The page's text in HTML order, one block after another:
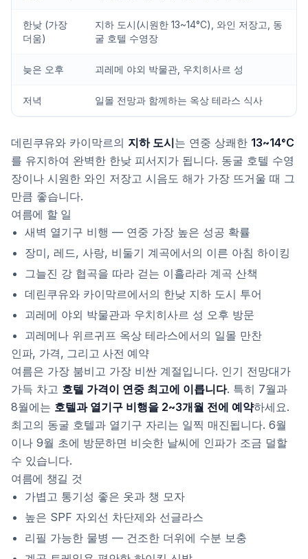
한낮 (가장
더움)
지하 도시(시원한 13~14°C), 와인 저장고, 동
굴 호텔 수영장
늦은 오후 괴레메 야외 박물관, 우치히사르 성
저녁 일몰 전망과 함께하는 옥상 테라스 식사
데린쿠유와 카이막르의 지하 도시는 연중 상쾌한 13~14°C
를 유지하여 완벽한 한낮 피서지가 됩니다. 동굴 호텔 수영
장이나 시원한 와인 저장고 시음도 해가 가장 뜨거울 때 그
만큼 좋습니다.
여름에 할 일
새벽 열기구 비행 — 연중 가장 높은 성공 확률
장미, 레드, 사랑, 비둘기 계곡에서의 이른 아침 하이킹
그늘진 강 협곡을 따라 걷는 이흘라라 계곡 산책
데린쿠유와 카이막르에서의 한낮 지하 도시 투어
괴레메 야외 박물관과 우치히사르 성 오후 방문
괴레메나 위르귀프 옥상 테라스에서의 일몰 만찬
인파, 가격, 그리고 사전 예약
여름은 가장 붐비고 가장 비싼 계절입니다. 인기 전망대가
가득 차고 호텔 가격이 연중 최고에 이릅니다. 특히 7월과
8월에는 호텔과 열기구 비행을 2~3개월 전에 예약하세요.
최고의 동굴 호텔과 열기구 자리는 일찍 매진됩니다. 6월
이나 9월 초에 방문하면 비슷한 날씨에 인파가 조금 덜할
수 있습니다.
여름에 챙길 것
가볍고 통기성 좋은 옷과 챙 모자
높은 SPF 자외선 차단제와 선글라스
리필 가능한 물병 — 건조한 더위에 수분 보충